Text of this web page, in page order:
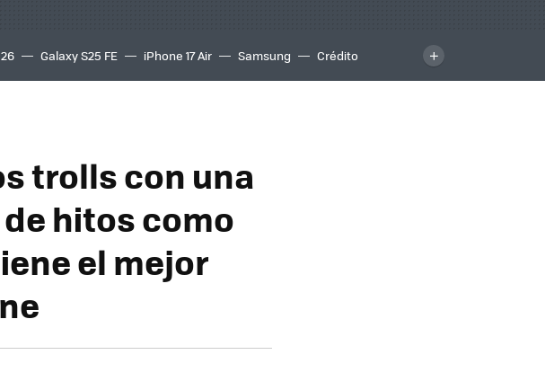
Galaxy S25 FE iPhone 17 Air Samsung
Crédito
trolls con una
hitos como
el mejor